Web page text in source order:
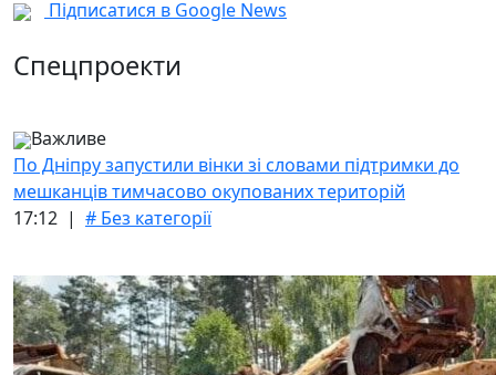
Підписатися в Google News
Спецпроекти
Важливе
По Дніпру запустили вінки зі словами підтримки до
мешканців тимчасово окупованих територій
17:12 | # Без категорії